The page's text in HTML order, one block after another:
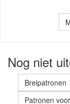
Nog niet
Breipatronen
Patronen